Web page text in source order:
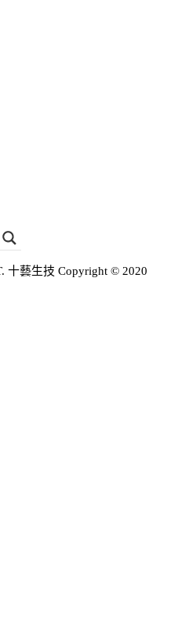
十藝生技 Copyright © 2020